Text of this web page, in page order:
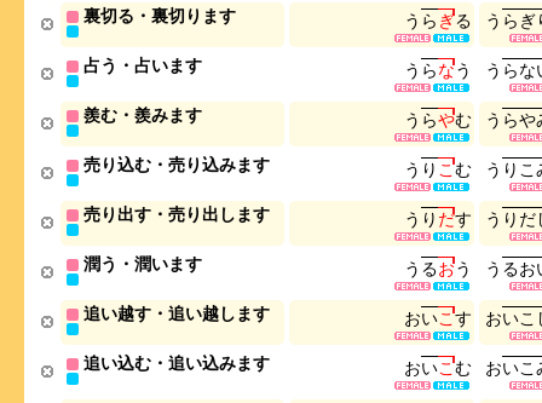
裏切る・裏切ります う ら ぎる う ら ぎ
占う・占います う らなう う らな
羨む・羨みます う らやむ う らや
売り込む・売り込みます う り こむ う り こ
売り出す・売り出します う り だす う り だ
潤う・潤います う るおう う るお
追い越す・追い越します おいこす おいこ
追い込む・追い込みます おいこむ おいこ